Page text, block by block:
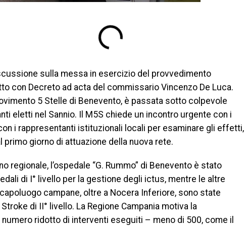
sulla messa in esercizio del provvedimento
con Decreto ad acta del commissario Vincenzo De Luca.
5 Stelle di Benevento, è passata sotto colpevole
eletti nel Sannio. Il M5S chiede un incontro urgente con i
i rappresentanti istituzionali locali per esaminare gli effetti,
giorno di attuazione della nuova rete.
regionale, l’ospedale “G. Rummo” di Benevento è stato
di I° livello per la gestione degli ictus, mentre le altre
campane, oltre a Nocera Inferiore, sono state
di II° livello. La Regione Campania motiva la
ridotto di interventi eseguiti – meno di 500, come il